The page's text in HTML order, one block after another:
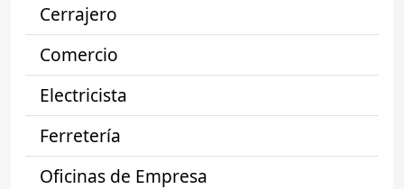
Cerrajero
Comercio
Electricista
Ferretería
Oficinas de Empresa